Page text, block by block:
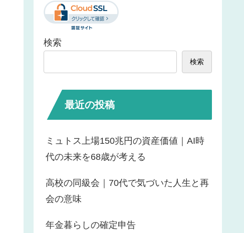
検索
検索
最近の投稿
ミュトス上場150兆円の資産価値｜AI時
代の未来を68歳が考える
高校の同級会｜70代で気づいた人生と再
会の意味
年金暮らしの確定申告